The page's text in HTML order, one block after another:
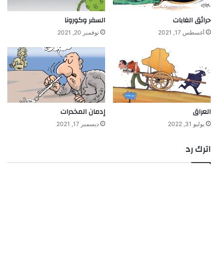
حرائق الغابات
أغسطس 17, 2021
السفر وكورونا
نوفمبر 20, 2021
العراق
يوليو 31, 2022
إدمان المخدرات
ديسمبر 17, 2021
اترك رد